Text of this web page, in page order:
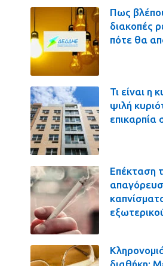
Πως
διακοπές
πότε θα
Τι είναι η
ψιλή
επικαρπία
Επέκταση